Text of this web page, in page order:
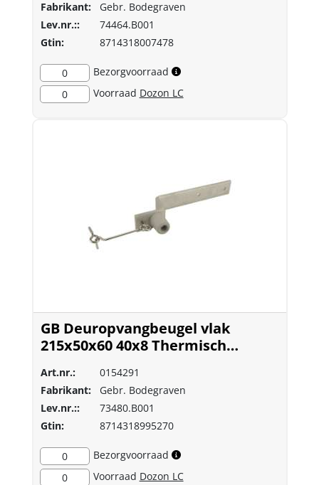
Fabrikant:
Gebr. Bodegraven
Lev.nr.::
74464.B001
Gtin:
8714318007478
0
Bezorgvoorraad
0
Voorraad Dozon LC
GB Deuropvangbeugel vlak
215x50x60 40x8 Thermisch
Art.nr.:
0154291
Fabrikant:
Gebr. Bodegraven
Lev.nr.::
73480.B001
Gtin:
8714318995270
0
Bezorgvoorraad
0
Voorraad Dozon LC